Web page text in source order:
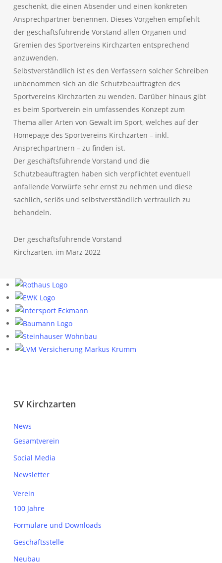
geschenkt, die einen Absender und einen konkreten
Ansprechpartner benennen. Dieses Vorgehen empfiehlt
der geschäftsführende Vorstand allen Organen und
Gremien des Sportvereins Kirchzarten entsprechend
anzuwenden.
Selbstverständlich ist es den Verfassern solcher Schreiben
unbenommen sich an die Schutzbeauftragten des
Sportvereins Kirchzarten zu wenden. Darüber hinaus gibt
es beim Sportverein ein umfassendes Konzept zum
Thema aller Arten von Gewalt im Sport, welches auf der
Homepage des Sportvereins Kirchzarten – inkl.
Ansprechpartnern – zu finden ist.
Der geschäftsführende Vorstand und die
Schutzbeauftragten haben sich verpflichtet eventuell
anfallende Vorwürfe sehr ernst zu nehmen und diese
sachlich, seriös und selbstverständlich vertraulich zu
behandeln.
Der geschäftsführende Vorstand
Kirchzarten, im März 2022
SV Kirchzarten
News
Gesamtverein
Social Media
Newsletter
Verein
100 Jahre
Formulare und Downloads
Geschäftsstelle
Neubau